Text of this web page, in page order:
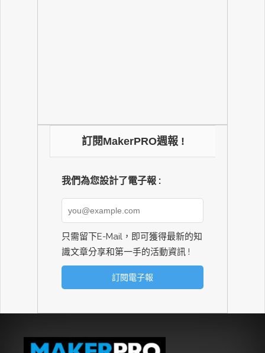
訂閱MakerPRO週報 !
我們為您設計了電子報 :
只需留下E-Mail，即可獲得最新的知
識文章分享和第一手的活動資訊 !